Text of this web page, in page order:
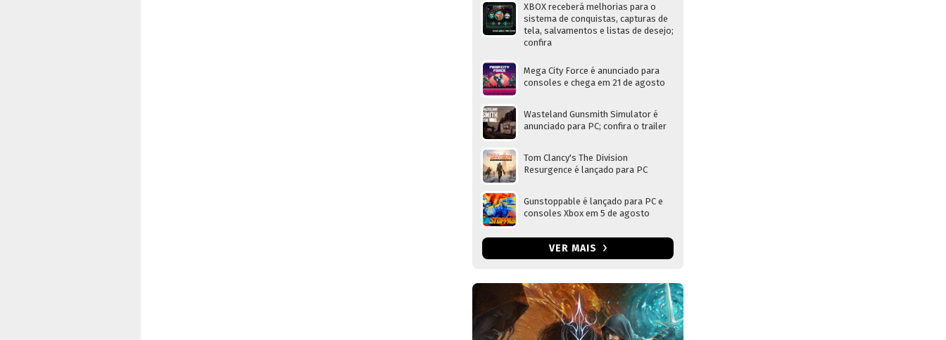
XBOX receberá melhorias para o
sistema de conquistas, capturas de
tela, salvamentos e listas de desejo;
confira
Mega City Force é anunciado para
consoles e chega em 21 de agosto
Wasteland Gunsmith Simulator é
anunciado para PC; confira o trailer
Tom Clancy's The Division
Resurgence é lançado para PC
Gunstoppable é lançado para PC e
consoles Xbox em 5 de agosto
VER MAIS